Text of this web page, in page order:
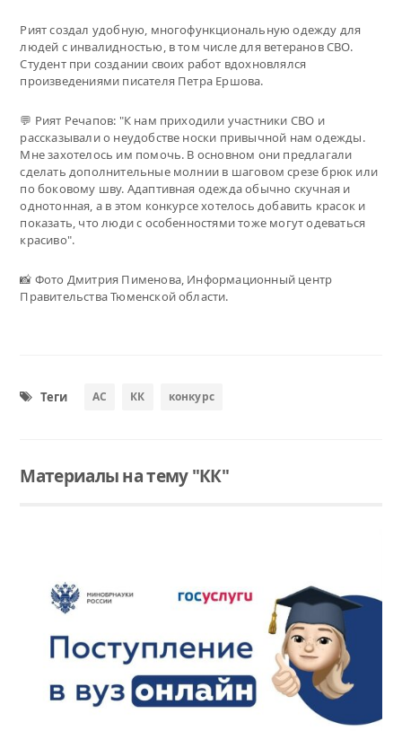
Рият создал удобную, многофункциональную одежду для
людей с инвалидностью, в том числе для ветеранов СВО.
Студент при создании своих работ вдохновлялся
произведениями писателя Петра Ершова.
💬 Рият Речапов: "К нам приходили участники СВО и
рассказывали о неудобстве носки привычной нам одежды.
Мне захотелось им помочь. В основном они предлагали
сделать дополнительные молнии в шаговом срезе брюк или
по боковому шву. Адаптивная одежда обычно скучная и
однотонная, а в этом конкурсе хотелось добавить красок и
показать, что люди с особенностями тоже могут одеваться
красиво".
📸 Фото Дмитрия Пименова, Информационный центр
Правительства Тюменской области.
Теги АС КК конкурс
Материалы на тему "КК"
Читать